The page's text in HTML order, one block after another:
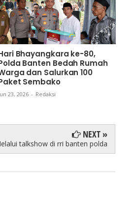
Bhayangkara ke-80,
Banten Bedah Rumah
dan Salurkan 100
Sembako
23, 2026 - Redaksi
NEXT »
talkshow di rri banten polda